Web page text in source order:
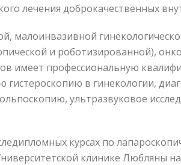
лечения доброкачественных
малоинвазивной
и роботизированной),
имеет профессиональную
гистероскопию в гинекологии,
ультразвуковое
курсах по
клинике Любляны